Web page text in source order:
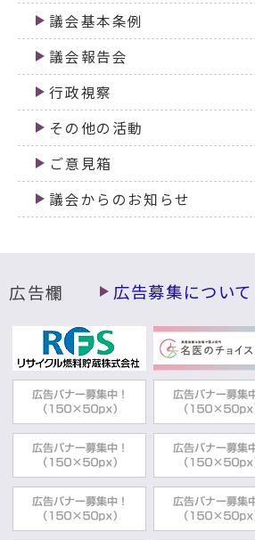
議会基本条例
議会報告会
行政視察
その他の活動
ご意見箱
議会からのお知らせ
広告欄 広告募集について